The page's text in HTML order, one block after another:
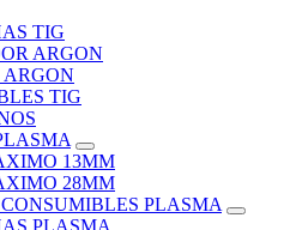
TIG
ARGON
TIG
13MM
28MM
PLASMA
PLASMA